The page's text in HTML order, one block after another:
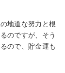
地道な努力と根
のですが、そう
ので、貯金運も